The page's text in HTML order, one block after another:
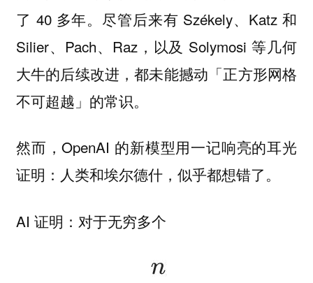
了 40 多年。尽管后来有 Székely、Katz 和
Silier、Pach、Raz，以及 Solymosi 等几何
大牛的后续改进，都未能撼动 「正方形网格
不可超越」 的常识。
然而，OpenAI 的新模型用一记响亮的耳光
证明：人类和埃尔德什，似乎都想错了。
AI 证明：对于无穷多个